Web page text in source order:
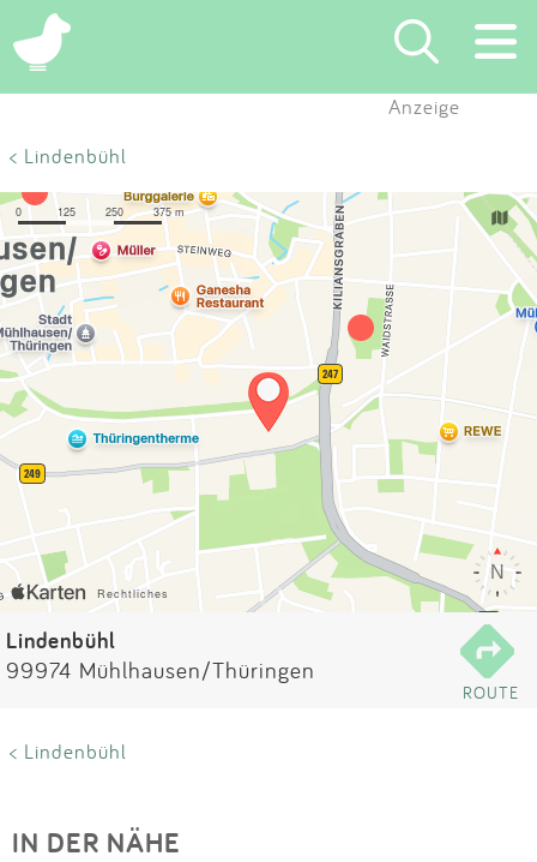
×
Eintragen
App
Partner
Kontakt
Impressum
Anzeige
< Lindenbühl
Lindenbühl
99974 Mühlhausen/Thüringen
ROUTE
< Lindenbühl
IN DER NÄHE